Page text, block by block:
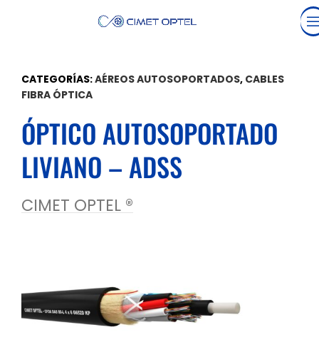
CATEGORÍAS:AÉREOS AUTOSOPORTADOS, CABLES
FIBRA ÓPTICA
ÓPTICO AUTOSOPORTADO
LIVIANO – ADSS
CIMET OPTEL ®